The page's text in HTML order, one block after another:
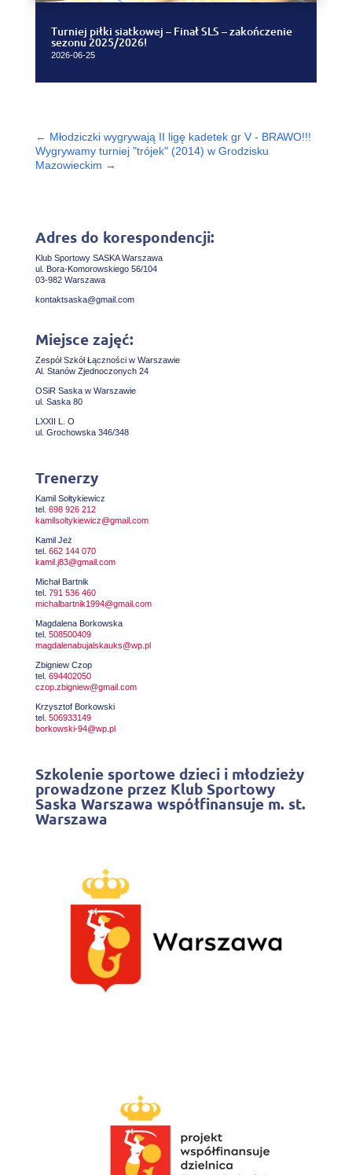
Turniej piłki siatkowej – Finał SLS – zakończenie
sezonu 2025/2026!
2026-06-25
← Młodziczki wygrywają II ligę kadetek gr V - BRAWO!!!
Wygrywamy turniej "trójek" (2014) w Grodzisku
Mazowieckim →
Adres do korespondencji:
Klub Sportowy SASKA Warszawa
ul. Bora-Komorowskiego 56/104
03-982 Warszawa
kontaktsaska@gmail.com
Miejsce zajęć:
Zespół Szkół Łączności w Warszawie
Al. Stanów Zjednoczonych 24
OSiR Saska w Warszawie
ul. Saska 80
LXXII L. O
ul. Grochowska 346/348
Trenerzy
Kamil Sołtykiewicz
tel. 698 926 212
kamilsoltykiewicz@gmail.com
Kamil Jeż
tel. 662 144 070
kamil.j83@gmail.com
Michał Bartnik
tel. 791 536 460
michalbartnik1994@gmail.com
Magdalena Borkowska
tel. 508500409
magdalenabujalskauks@wp.pl
Zbigniew Czop
tel. 694402050
czop.zbigniew@gmail.com
Krzysztof Borkowski
tel. 506933149
borkowski-94@wp.pl
Szkolenie sportowe dzieci i młodzieży
prowadzone przez Klub Sportowy
Saska Warszawa współfinansuje m. st.
Warszawa